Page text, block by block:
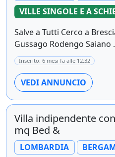
VILLE SINGOLE E A
Salve a Tutti Cerco a
Gussago Rodengo Saiano
Inserito: 6 mesi fa alle 12:32
VEDI ANNUNCIO
Villa indipendente
mq Bed &
LOMBARDIA